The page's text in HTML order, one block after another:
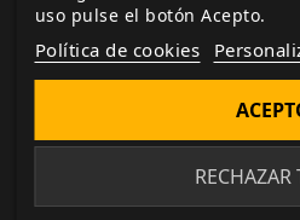
uso pulse el botón Acepto.
Política de cookies